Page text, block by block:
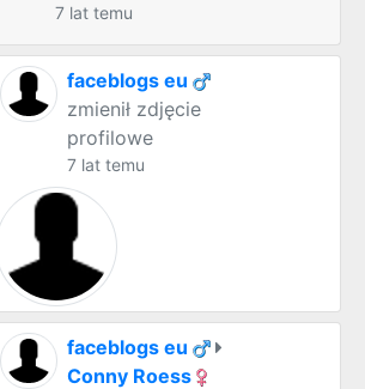
7 lat temu
faceblogs eu
zmienił zdjęcie
profilowe
7 lat temu
faceblogs eu
Conny Roess